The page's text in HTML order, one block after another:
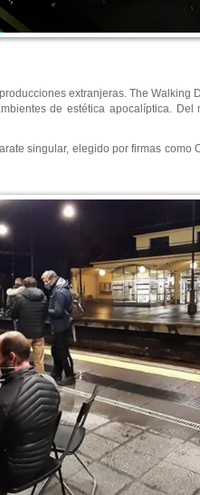
extranjeras. The Walking
de estética apocalíptica.
singular, elegido por firmas como